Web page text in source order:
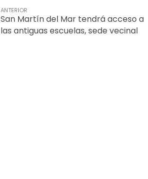
ANTERIOR
San Martín del Mar tendrá acceso a
las antiguas escuelas, sede vecinal